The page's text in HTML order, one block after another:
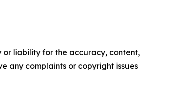
or liability for the accuracy, content,
any complaints or copyright issues